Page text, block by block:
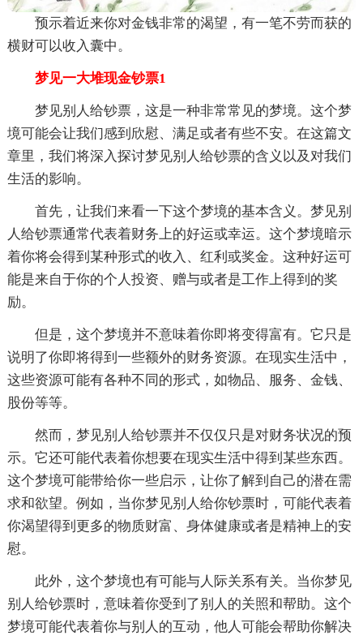
预示着近来你对金钱非常的渴望，有一笔不劳而获的
横财可以收入囊中。
梦见一大堆现金钞票1
梦见别人给钞票，这是一种非常常见的梦境。这个梦
境可能会让我们感到欣慰、满足或者有些不安。在这篇文
章里，我们将深入探讨梦见别人给钞票的含义以及对我们
生活的影响。
首先，让我们来看一下这个梦境的基本含义。梦见别
人给钞票通常代表着财务上的好运或幸运。这个梦境暗示
着你将会得到某种形式的收入、红利或奖金。这种好运可
能是来自于你的个人投资、赠与或者是工作上得到的奖
励。
但是，这个梦境并不意味着你即将变得富有。它只是
说明了你即将得到一些额外的财务资源。在现实生活中，
这些资源可能有各种不同的形式，如物品、服务、金钱、
股份等等。
然而，梦见别人给钞票并不仅仅只是对财务状况的预
示。它还可能代表着你想要在现实生活中得到某些东西。
这个梦境可能带给你一些启示，让你了解到自己的潜在需
求和欲望。例如，当你梦见别人给你钞票时，可能代表着
你渴望得到更多的物质财富、身体健康或者是精神上的安
慰。
此外，这个梦境也有可能与人际关系有关。当你梦见
别人给钞票时，意味着你受到了别人的关照和帮助。这个
梦境可能代表着你与别人的互动，他人可能会帮助你解决